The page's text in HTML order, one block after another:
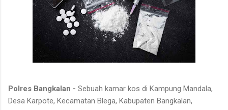
Polres Bangkalan - Sebuah kamar kos di Kampung Mandala,
Desa Karpote, Kecamatan Blega, Kabupaten Bangkalan,